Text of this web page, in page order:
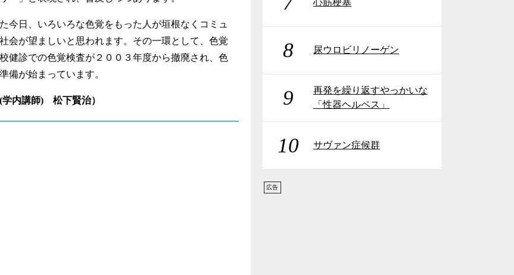
今日、いろいろな色覚をもった人が垣根なくコミュ
会が望ましいと思われます。その一環として、色覚
健診での色覚検査が２００３年度から撤廃され、色
備が始まっています。
学内講師) 松下賢治）
心筋梗塞
8 尿ウロビリノーゲン
9
再発を繰り返すやっかいな
「性器ヘルペス」
10 サヴァン症候群
広告